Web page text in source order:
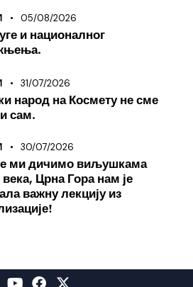
05/08/2026
и националног
31/07/2026
народ на Космету не сме
сам.
30/07/2026
ми дичимо виљушкама
века, Црна Гора нам је
важну лекцију из